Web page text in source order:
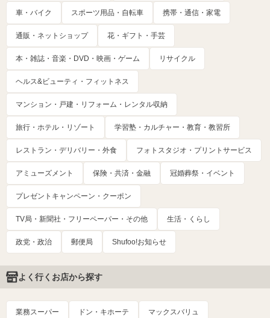
車・バイク スポーツ用品・自転車 携帯・通信・家電
通販・ネットショップ 花・ギフト・手芸
本・雑誌・音楽・DVD・映画・ゲーム リサイクル
ヘルス&ビューティ・フィットネス
マンション・戸建・リフォーム・レンタル収納
旅行・ホテル・リゾート 学習塾・カルチャー・教育・教習所
レストラン・デリバリー・外食 フォトスタジオ・プリントサービス
アミューズメント 保険・共済・金融 冠婚葬祭・イベント
プレゼントキャンペーン・クーポン
TV局・新聞社・フリーペーパー・その他 生活・くらし
政党・政治 郵便局 Shufoo!お知らせ
よく行くお店から探す
業務スーパー ドン・キホーテ マックスバリュ